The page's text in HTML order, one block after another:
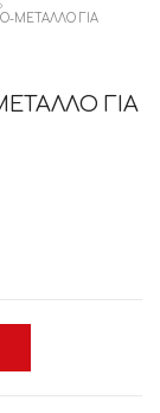
ΜΕΤΑΛΛΟ ΓΙΑ
ΓΙΑ